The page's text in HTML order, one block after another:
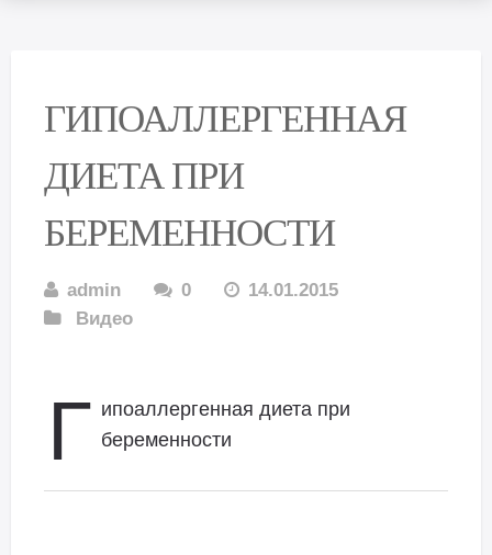
ГИПОАЛЛЕРГЕННАЯ
ДИЕТА ПРИ
БЕРЕМЕННОСТИ
admin 0
14.01.2015
Видео
Г ипоаллергенная диета при
беременности